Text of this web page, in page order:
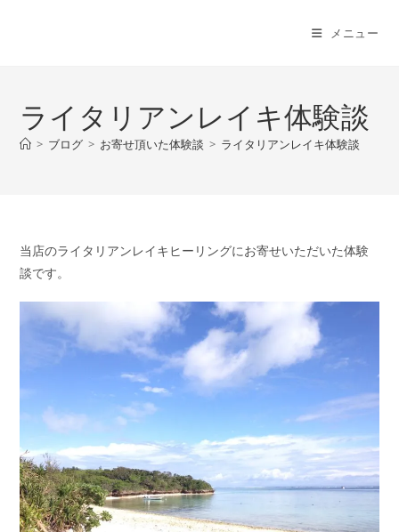
メニュー
ライタリアンレイキ体験談
> ブログ > お寄せ頂いた体験談 > ライタリアンレイキ体験談
当店のライタリアンレイキヒーリングにお寄せいただいた体験
談です。